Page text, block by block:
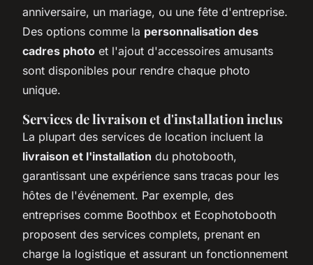
anniversaire, un mariage, ou une fête d'entreprise.
Des options comme la personnalisation des
cadres photo et l'ajout d'accessoires amusants
sont disponibles pour rendre chaque photo
unique.
Services de livraison et d'installation inclus
La plupart des services de location incluent la
livraison et l'installation du photobooth,
garantissant une expérience sans tracas pour les
hôtes de l'événement. Par exemple, des
entreprises comme Boothbox et Ecophotobooth
proposent des services complets, prenant en
charge la logistique et assurant un fonctionnement